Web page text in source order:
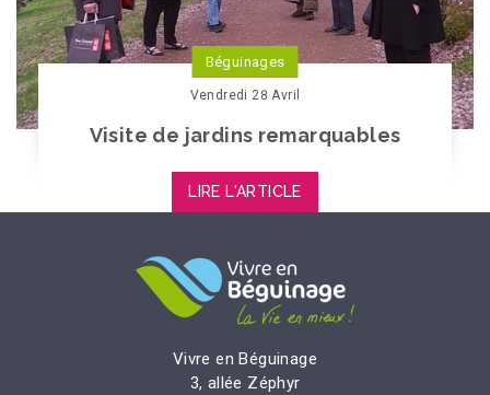
Béguinages
Vendredi 28 Avril
Visite de jardins remarquables
LIRE L'ARTICLE
Vivre en Béguinage
3, allée Zéphyr